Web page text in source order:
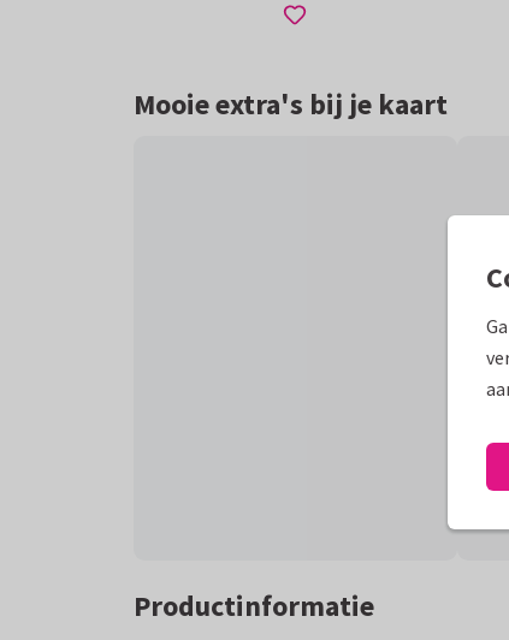
Mooie extra's bij je kaart
Productinformatie